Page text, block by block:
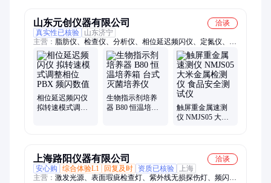
山东元创仪器有限公司
洽谈
真实性已核验
山东济宁
主营： 脂肪仪、检查仪、分析仪、相位延迟频闪仪、定氮仪、报
警仪、采泥器、损耗仪、测量仪、均质器、井深仪、测定仪、农
残仪、去胶仪、平磨仪、电测仪、流量计、测试仪、采样器、测
试笔、点样仪、消解器、浓度计、水平仪、录井仪、导热仪
相位延迟频闪仪
拟转速模式调整
生物指示剂培养
器 B80 恒温培养
触屏重金属速测
仪 NMJS05 大米
上海路阳仪器有限公司
洽谈
安心购
综合体验L1 回复及时 资质已核验
上海
主营： 激发光源、表面瑕疵检查灯、紫外线无损探伤灯、频闪